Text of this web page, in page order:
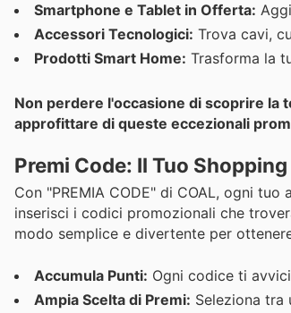
Smartphone e Tablet in Offerta:
Accessori Tecnologici: Trova cavi,
Prodotti Smart Home: Trasforma la
Non perdere l'occasione di scoprire la
approfittare di queste eccezionali
Premi Code: Il Tuo
Con "PREMIA CODE" di COAL, ogni
inserisci i codici promozionali che
modo semplice e divertente per
Accumula Punti: Ogni codice ti
Ampia Scelta di Premi: Seleziona tra